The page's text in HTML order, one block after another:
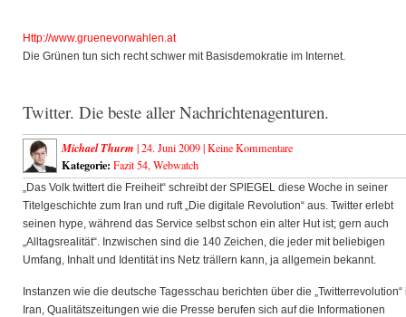
Http://www.gruenevorwahlen.at
Die Grünen tun sich recht schwer mit Basisdemokratie im Internet.
Twitter. Die beste aller Nachrichtenagenturen.
Michael Thurm | 24. Juni 2009 |Keine Kommentare
Kategorie: Fazit 54, Webwatch
„Das Volk twittert die Freiheit“ schreibt der SPIEGEL diese Woche in seiner
Titelgeschichte zum Iran und ruft „Die digitale Revolution“ aus. Twitter erlebt
seinen hype, während das Service selbst schon ein alter Hut ist; gern auch
„Alltagsrealität“. Inzwischen sind die 140 Zeichen, die jeder mit beliebigen
Umfang, Inhalt und Identität ins Netz trällern kann, ja allgemein bekannt.
Instanzen wie die deutsche Tagesschau berichten über die „Twitterrevolution“
Iran, Qualitätszeitungen wie die Presse berufen sich auf die Informationen